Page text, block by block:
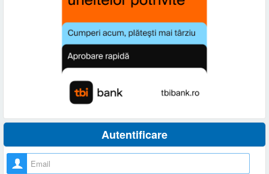
Autentificare
Nume utilizator